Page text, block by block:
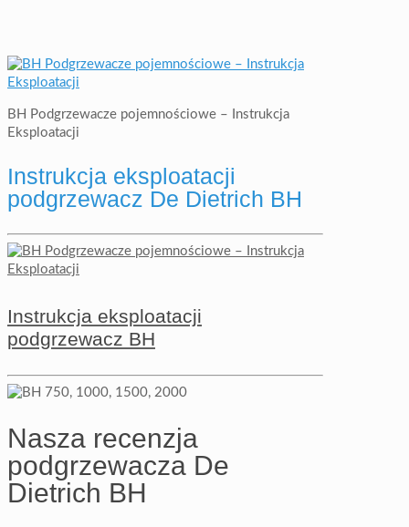
BH Podgrzewacze pojemnościowe – Instrukcja
Eksploatacji
Instrukcja eksploatacji
podgrzewacz De Dietrich BH
Instrukcja eksploatacji
podgrzewacz BH
Nasza recenzja
podgrzewacza De
Dietrich BH